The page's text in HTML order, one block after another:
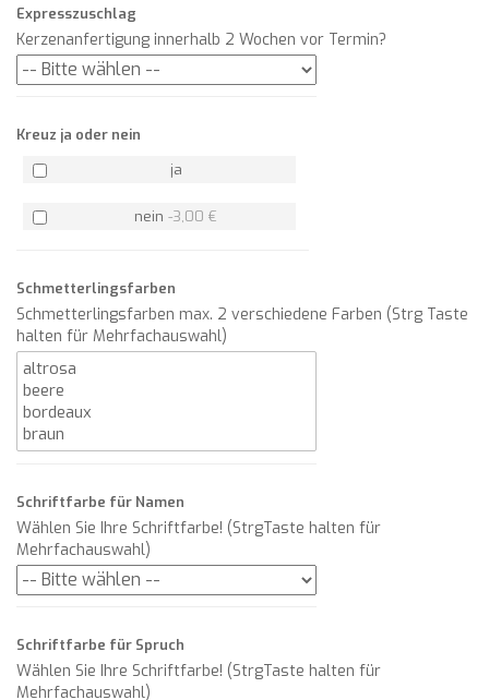
Expresszuschlag
Kerzenanfertigung innerhalb 2 Wochen vor Termin?
Kreuz ja oder nein
ja
nein-3,00 €
Schmetterlingsfarben
Schmetterlingsfarben max. 2 verschiedene Farben (Strg Taste
halten für Mehrfachauswahl)
Schriftfarbe für Namen
Wählen Sie Ihre Schriftfarbe! (StrgTaste halten für
Mehrfachauswahl)
Schriftfarbe für Spruch
Wählen Sie Ihre Schriftfarbe! (StrgTaste halten für
Mehrfachauswahl)